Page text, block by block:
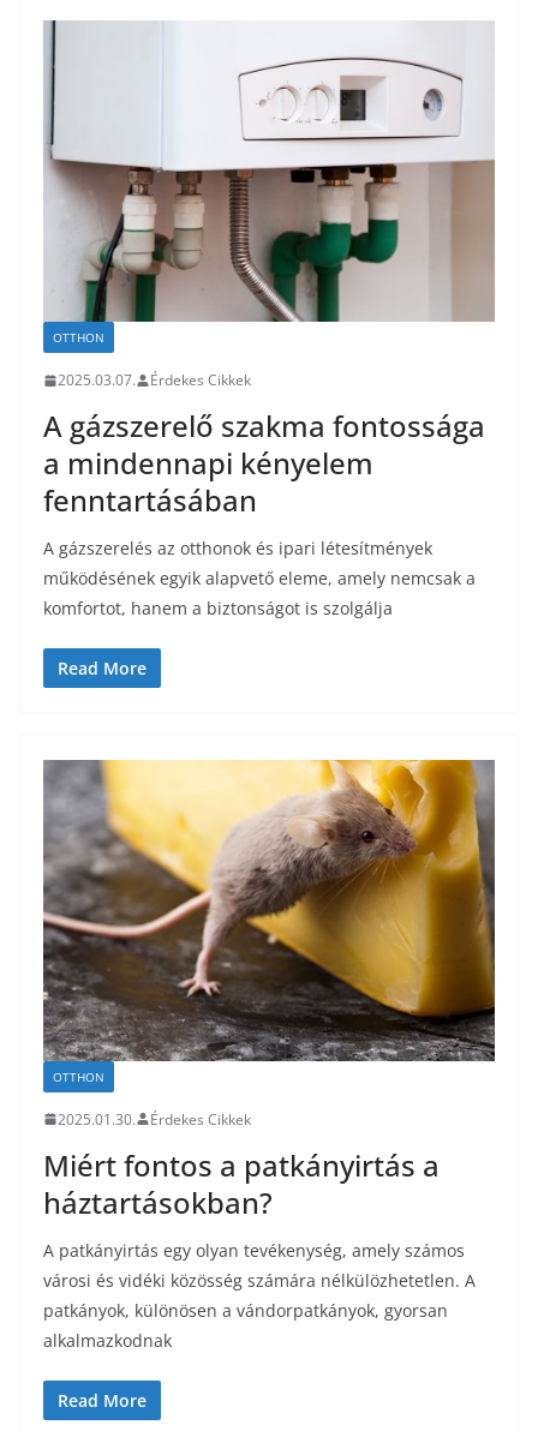
OTTHON
2025.03.07. Érdekes Cikkek
A gázszerelő szakma fontossága
a mindennapi kényelem
fenntartásában
A gázszerelés az otthonok és ipari létesítmények
működésének egyik alapvető eleme, amely nemcsak a
komfortot, hanem a biztonságot is szolgálja
Read More
OTTHON
2025.01.30. Érdekes Cikkek
Miért fontos a patkányirtás a
háztartásokban?
A patkányirtás egy olyan tevékenység, amely számos
városi és vidéki közösség számára nélkülözhetetlen. A
patkányok, különösen a vándorpatkányok, gyorsan
alkalmazkodnak
Read More